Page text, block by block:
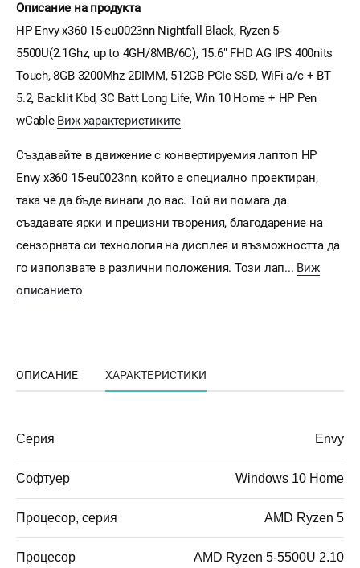
Описание на продукта
HP Envy x360 15-eu0023nn Nightfall Black, Ryzen 5-
5500U(2.1Ghz, up to 4GH/8MB/6C), 15.6" FHD AG IPS 400nits
Touch, 8GB 3200Mhz 2DIMM, 512GB PCIe SSD, WiFi a/c + BT
5.2, Backlit Kbd, 3C Batt Long Life, Win 10 Home + HP Pen
wCable Виж характеристиките
Създавайте в движение с конвертируемия лаптоп HP
Envy x360 15-eu0023nn, който е специално проектиран,
така че да бъде винаги до вас. Той ви помага да
създавате ярки и прецизни творения, благодарение на
сензорната си технология на дисплея и възможността да
го използвате в различни положения. Този лап... Виж
описанието
ОПИСАНИЕ ХАРАКТЕРИСТИКИ
Серия Envy
Софтуер Windows 10 Home
Процесор, серия AMD Ryzen 5
Процесор
AMD Ryzen 5-5500U 2.10